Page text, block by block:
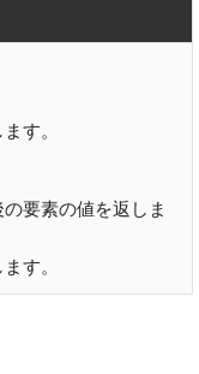
す。
要素の値を返しま
す。